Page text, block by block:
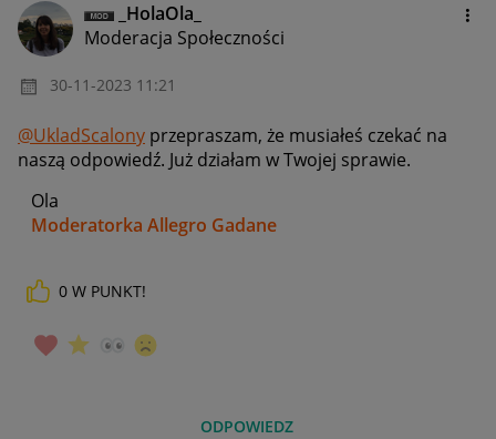
_HolaOla_
Moderacja Społeczności
‎30-11-2023 11:21
@UkladScalony przepraszam, że musiałeś czekać na
naszą odpowiedź. Już działam w Twojej sprawie.
Ola
Moderatorka Allegro Gadane
0 W PUNKT!
ODPOWIEDZ